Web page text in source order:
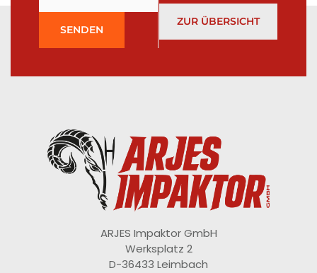
SENDEN
ZUR ÜBERSICHT
ARJES Impaktor GmbH
Werksplatz 2
D-36433 Leimbach